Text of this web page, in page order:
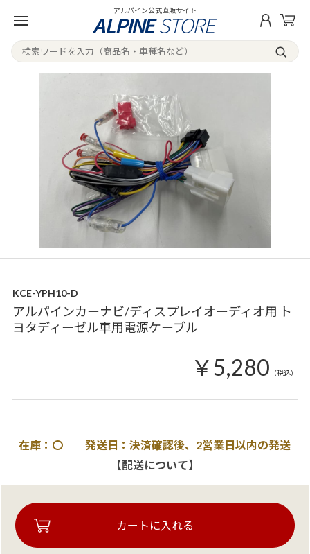
アルパイン公式直販サイト
KCE-YPH10-D
アルパインカーナビ/ディスプレイオーディオ用 ト
ヨタディーゼル車用電源ケーブル
￥5,280 （税込）
在庫：〇 発送日：決済確認後、2営業日以内の発送
【配送について】